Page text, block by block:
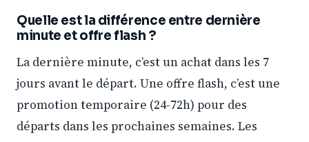
Quelle est la différence entre dernière
minute et offre flash ?
La dernière minute, c’est un achat dans les 7
jours avant le départ. Une offre flash, c’est une
promotion temporaire (24-72h) pour des
départs dans les prochaines semaines. Les